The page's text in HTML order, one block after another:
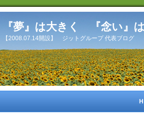
『夢』は大きく 『念い』
【2008.07.14開設】 ジットグループ 代表ブログ